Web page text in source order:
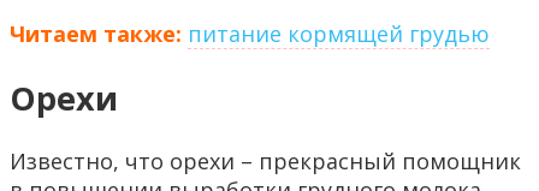
Читаем также: питание кормящей грудью
Орехи
Известно, что орехи – прекрасный помощник